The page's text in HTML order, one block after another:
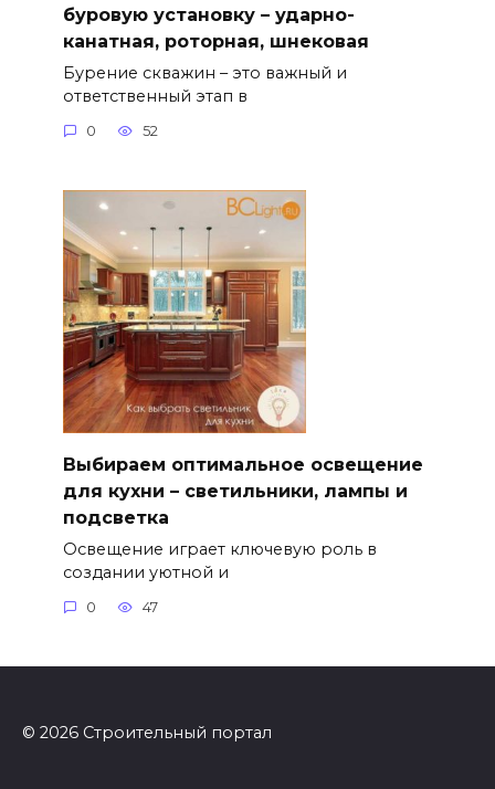
буровую установку – ударно-
канатная, роторная, шнековая
Бурение скважин – это важный и
ответственный этап в
0 52
Выбираем оптимальное освещение
для кухни – светильники, лампы и
подсветка
Освещение играет ключевую роль в
создании уютной и
0 47
© 2026 Строительный портал